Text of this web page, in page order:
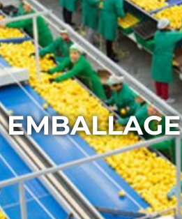
EMBALLAGE